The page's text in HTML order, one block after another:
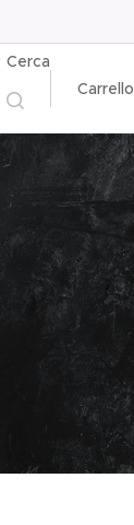
Cerca
Carrello